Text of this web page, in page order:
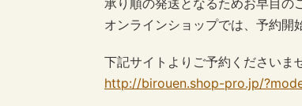
承り順の発送となるためお早目
オンラインショップでは、予約開
下記サイトよりご予約くださいませ
http://birouen.shop-pro.jp/